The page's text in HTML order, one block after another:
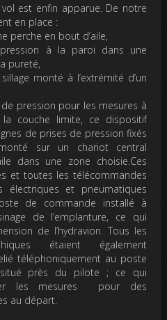
est enfin apparue. De notre
en place :
perche en bout d’aile,
à la paroi dans une
pureté,
monté à l’extrémité d’un
pression pour les mesures à
couche limite, ce dispositif
de prises de pression fixés
sur un chariot central
dans une zone choisie.Ces
et toutes les télécommandes
électriques et pneumatiques
de commande installé à
de l’emplanture, ce qui
de l’hydravion. Tous les
étaient également
téléphoniquement au poste
près du pilote ; ce qui
les mesures pour des
au départ.